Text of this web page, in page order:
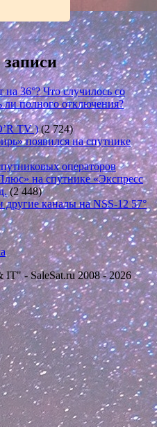
36°? Что случилось со
ли полного отключения?
TV ) (2 724)
появился на спутнике
операторов
на спутнике «Экспресс
(2 448)
другие каналы на NSS-12 57°
- SaleSat.ru 2008 - 2026